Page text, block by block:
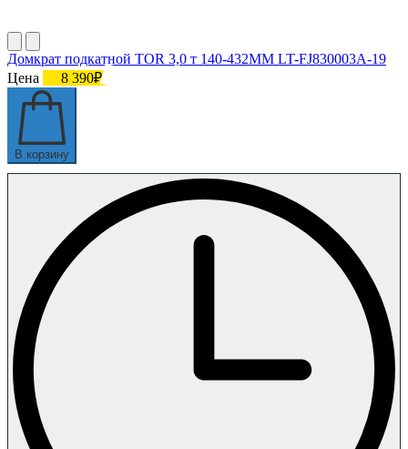
Домкрат подкатной TOR 3,0 т 140-432MM LT-FJ830003A-19
Цена
8 390₽
В корзину